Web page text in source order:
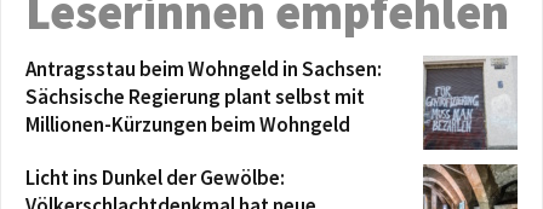
Antragsstau beim Wohngeld in Sachsen:
Sächsische Regierung plant selbst mit
Millionen-Kürzungen beim Wohngeld
Licht ins Dunkel der Gewölbe: